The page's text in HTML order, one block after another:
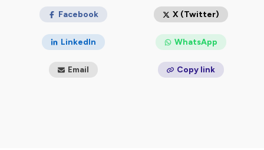
🏡 Acheter, louer, investir, rénover : on aborde tous les
Un podcast clair, accessible et bienveillant, pour tous
les francophones qui veulent comprendre (et réussir)
Facebook X (Twitter)
LinkedIn WhatsApp
Email Copy link